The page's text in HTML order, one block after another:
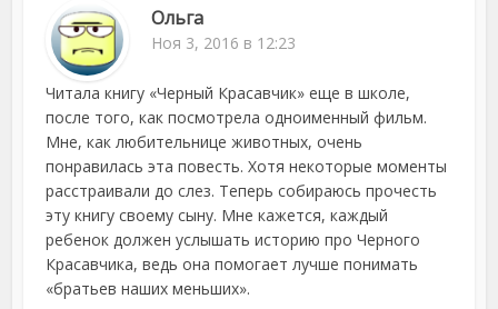
Ольга
Ноя 3, 2016 в 12:23
Читала книгу «Черный Красавчик» еще в школе,
после того, как посмотрела одноименный фильм.
Мне, как любительнице животных, очень
понравилась эта повесть. Хотя некоторые моменты
расстраивали до слез. Теперь собираюсь прочесть
эту книгу своему сыну. Мне кажется, каждый
ребенок должен услышать историю про Черного
Красавчика, ведь она помогает лучше понимать
«братьев наших меньших».